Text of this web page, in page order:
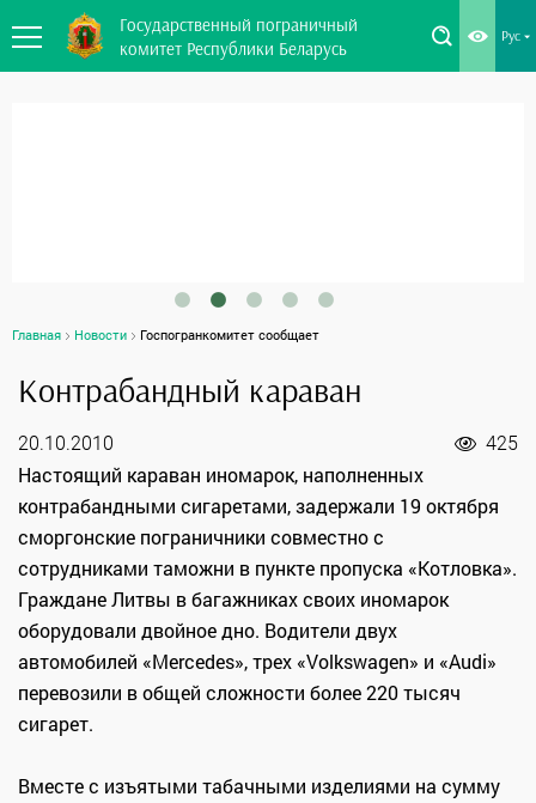
Государственный пограничный
комитет Республики Беларусь
Рус
Главная Новости Госпогранкомитет сообщает
Контрабандный караван
20.10.2010 425
Настоящий караван иномарок, наполненных
контрабандными сигаретами, задержали 19 октября
сморгонские пограничники совместно с
сотрудниками таможни в пункте пропуска «Котловка».
Граждане Литвы в багажниках своих иномарок
оборудовали двойное дно. Водители двух
автомобилей «Mercedes», трех «Volkswagen» и «Audi»
перевозили в общей сложности более 220 тысяч
сигарет.
Вместе с изъятыми табачными изделиями на сумму